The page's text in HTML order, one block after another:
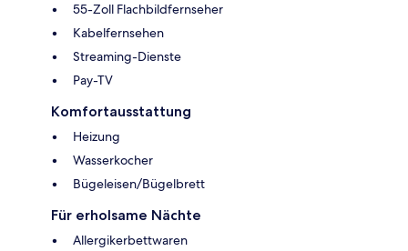
55-Zoll Flachbildfernseher
Kabelfernsehen
Streaming-Dienste
Pay-TV
Komfortausstattung
Heizung
Wasserkocher
Bügeleisen/Bügelbrett
Für erholsame Nächte
Allergikerbettwaren